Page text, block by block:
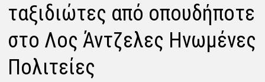
ταξιδιώτες από οπουδήποτε
στο Λος Άντζελες Ηνωμένες
Πολιτείες